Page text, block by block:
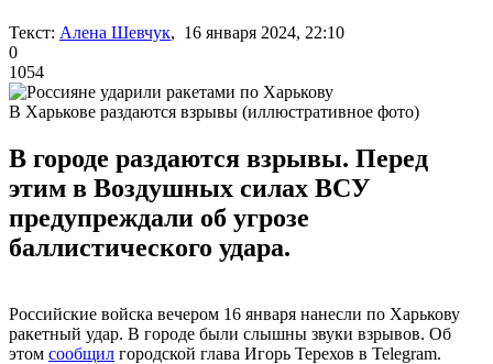
Текст: Алена Шевчук, 16 января 2024, 22:10
0
1054
В Харькове раздаются взрывы (иллюстративное фото)
В городе раздаются взрывы. Перед
этим в Воздушных силах ВСУ
предупреждали об угрозе
баллистического удара.
Российские войска вечером 16 января нанесли по Харькову
ракетный удар. В городе были слышны звуки взрывов. Об
этом сообщил городской глава Игорь Терехов в Telegram.